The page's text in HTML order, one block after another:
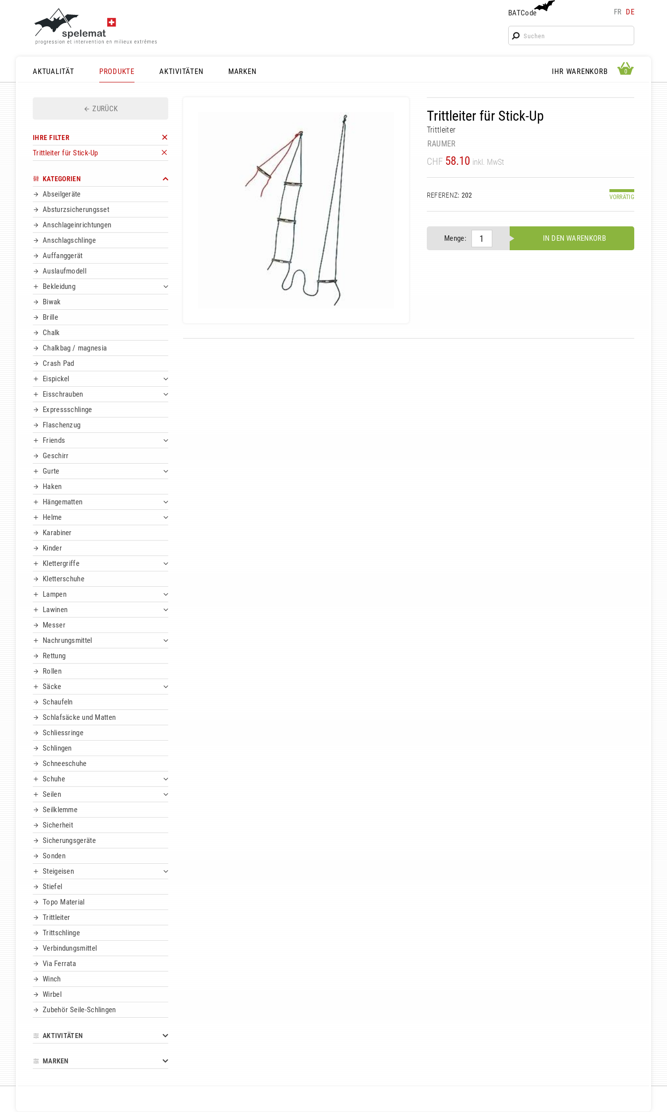
BATCode FR DE
BATCode
Geben Sie Ihren Namen ein und bestätigen
AKTUALITÄT
PRODUKTE AKTIVITÄTEN MARKEN IHR WARENKORB 0 0
ZURÜCK
IHRE FILTER
Trittleiter für Stick-Up
KATEGORIEN
Abseilgeräte
Absturzsicherungsset
Anschlageinrichtungen
Anschlagschlinge
Auffanggerät
Auslaufmodell
Bekleidung
Biwak
Brille
Chalk
Chalkbag / magnesia
Crash Pad
Eispickel
Eisschrauben
Expressschlinge
Flaschenzug
Friends
Geschirr
Gurte
Haken
Hängematten
Helme
Karabiner
Kinder
Klettergriffe
Kletterschuhe
Lampen
Lawinen
Messer
Nachrungsmittel
Rettung
Rollen
Säcke
Schaufeln
Schlafsäcke und Matten
Schliessringe
Schlingen
Schneeschuhe
Schuhe
Seilen
Seilklemme
Sicherheit
Sicherungsgeräte
Sonden
Steigeisen
Stiefel
Topo Material
Trittleiter
Trittschlinge
Verbindungsmittel
Via Ferrata
Winch
Wirbel
Zubehör Seile-Schlingen
AKTIVITÄTEN
MARKEN
Trittleiter für Stick-Up
Trittleiter
RAUMER
CHF 58.10 inkl. MwSt
REFERENZ: 202 VORRÄTIG
Menge: IN DEN WARENKORB